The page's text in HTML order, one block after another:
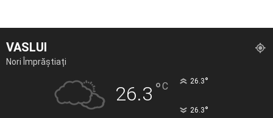
VASLUI
Nori Împrăștiați
26.3 °C 26.3°
26.3°